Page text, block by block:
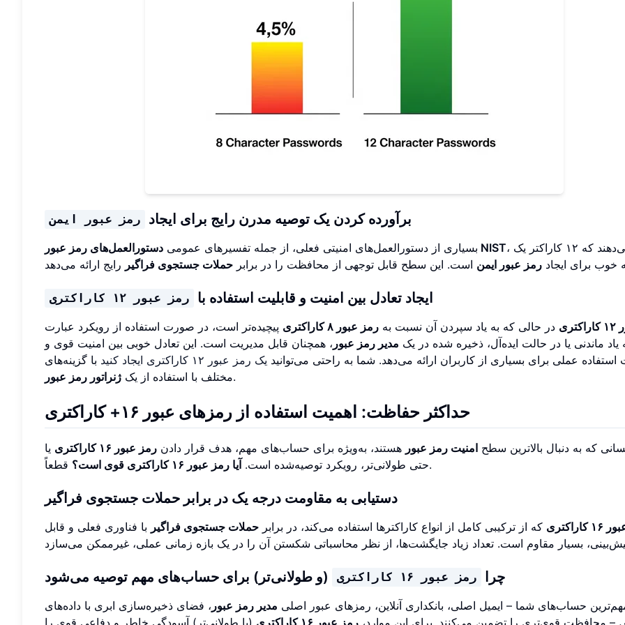
برآورده کردن یک توصیه مدرن رایج برای ایجاد
رمز عبور ایمن
بسیاری از دستورالعمل‌های امنیتی فعلی، از جمله تفسیرهای عمومی دستورالعمل‌های رمز عبور NIST، نشان می‌دهند که ۱۲ کاراکتر یک
خوب برای ایجاد رمز عبور ایمن است. این سطح قابل توجهی از محافظت را در برابر حملات جستجوی فراگیر
ایجاد تعادل بین امنیت و قابلیت استفاده با
رمز عبور ۱۲ کاراکتری
در حالی که به یاد سپردن آن نسبت به رمز عبور ۸ کاراکتری
پیچیده‌تر است، در صورت استفاده از رویکرد عبارت
یاد ماندنی یا در حالت ایده‌آل، ذخیره شده در یک مدیر رمز عبور ، همچنان قابل مدیریت است. این تعادل خوبی بین امنیت قوی و
استفاده عملی برای بسیاری از کاربران ارائه می‌دهد. شما به راحتی می‌توانید یک رمز عبور ۱۲ کاراکتری ایجاد کنید
با گزینه‌های
مختلف با استفاده از یک ژنراتور رمز عبور .
حداکثر حفاظت: اهمیت استفاده از رمزهای عبور ۱۶+ کاراکتری
که به دنبال بالاترین سطح امنیت رمز عبور هستند، به‌ویژه برای حساب‌های مهم، هدف قرار دادن رمز عبور ۱۶ کاراکتری
یا
حتی طولانی‌تر، رویکرد توصیه‌شده است. آیا رمز عبور ۱۶ کاراکتری قوی است؟ قطعاً.
دستیابی به مقاومت درجه یک در برابر حملات جستجوی فراگیر
که از ترکیبی کامل از انواع کاراکترها استفاده می‌کند، در برابر حملات جستجوی فراگیر با فناوری فعلی و قابل
چرا رمز عبور ۱۶ کاراکتری (و طولانی‌تر) برای حساب‌های مهم توصیه می‌شود
حساب‌های شما – ایمیل اصلی، بانکداری آنلاین، رمزهای عبور اصلی مدیر رمز عبور ، فضای ذخیره‌سازی ابری با داده‌های
محافظت قوی‌تری را تضمین می‌کنند. برای این موارد، رمز عبور ۱۶ کاراکتری (یا طولانی‌تر) آسودگی خاطر و دفاعی قوی را